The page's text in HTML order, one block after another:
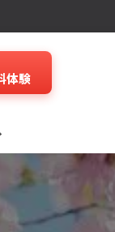
体験